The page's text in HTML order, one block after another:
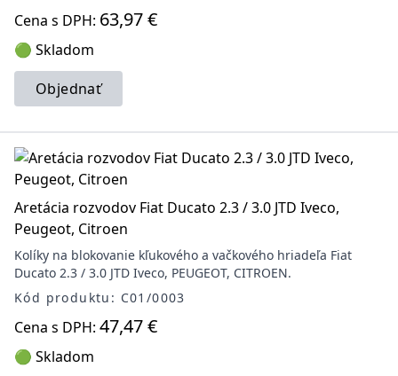
Cena s DPH: 63,97 €
🟢 Skladom
Objednať
Aretácia rozvodov Fiat Ducato 2.3 / 3.0 JTD Iveco,
Peugeot, Citroen
Kolíky na blokovanie kľukového a vačkového hriadeľa Fiat
Ducato 2.3 / 3.0 JTD Iveco, PEUGEOT, CITROEN.
Kód produktu: C01/0003
Cena s DPH: 47,47 €
🟢 Skladom